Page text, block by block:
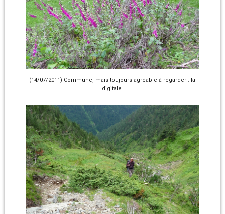
(14/07/2011) Commune, mais toujours agréable à regarder : la
digitale.